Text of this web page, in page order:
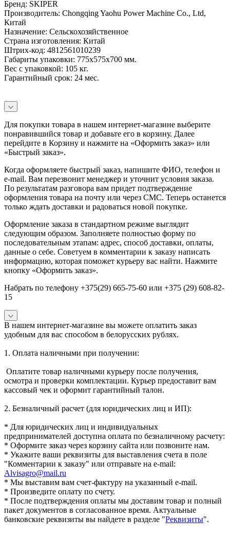
Бренд: SKIPER
Производитель: Chongqing Yaohu Power Machine Co., Ltd,
Китай
Назначение: Сельскохозяйственное
Страна изготовления: Китай
Штрих-код: 4812561010239
Габариты упаковки: 775х575х700 мм.
Вес с упаковкой: 105 кг.
Гарантийный срок: 24 мес.
Для покупки товара в нашем интернет-магазине выберите
понравившийся товар и добавьте его в корзину. Далее
перейдите в Корзину и нажмите на «Оформить заказ» или
«Быстрый заказ».
Когда оформляете быстрый заказ, напишите ФИО, телефон и
e-mail. Вам перезвонит менеджер и уточнит условия заказа.
По результатам разговора вам придет подтверждение
оформления товара на почту или через СМС. Теперь останется
только ждать доставки и радоваться новой покупке.
Оформление заказа в стандартном режиме выглядит
следующим образом. Заполняете полностью форму по
последовательным этапам: адрес, способ доставки, оплаты,
данные о себе. Советуем в комментарии к заказу написать
информацию, которая поможет курьеру вас найти. Нажмите
кнопку «Оформить заказ».
Набрать по телефону +375(29) 665-75-60 или +375 (29) 608-82-
15
В нашем интернет-магазине вы можете оплатить заказ
удобным для вас способом в белорусских рублях.
1. Оплата наличными при получении:
Оплатите товар наличными курьеру после получения,
осмотра и проверки комплектации. Курьер предоставит вам
кассовый чек и оформит гарантийный талон.
2. Безналичный расчет (для юридических лиц и ИП):
* Для юридических лиц и индивидуальных
предпринимателей доступна оплата по безналичному расчету:
* Оформите заказ через корзину сайта или позвоните нам.
* Укажите ваши реквизиты для выставления счета в поле
"Комментарии к заказу" или отправьте на e-mail:
Alvisagro@mail.ru
* Мы выставим вам счет-фактуру на указанный e-mail.
* Произведите оплату по счету.
* После подтверждения оплаты мы доставим товар и полный
пакет документов в согласованное время. Актуальные
банковские реквизиты вы найдете в разделе "Реквизиты".